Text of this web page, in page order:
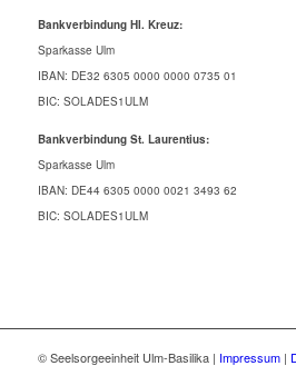
Bankverbindung Hl. Kreuz:
Sparkasse Ulm
IBAN: DE32 6305 0000 0000 0735 01
BIC: SOLADES1ULM
Bankverbindung St. Laurentius:
Sparkasse Ulm
IBAN: DE44 6305 0000 0021 3493 62
BIC: SOLADES1ULM
© Seelsorgeeinheit Ulm-Basilika | Impressum|